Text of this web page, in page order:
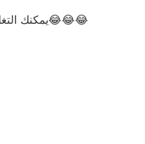
يمكنك التغلب على لي😂😂😂